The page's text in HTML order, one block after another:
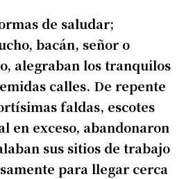
de saludar;
bacán, señor o
alegraban los tranquilos
calles. De repente
faldas, escotes
en exceso, abandonaron
sus sitios de trabajo
para llegar cerca